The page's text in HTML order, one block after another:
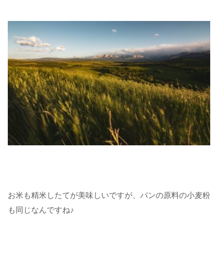
お米も精米したてが美味しいですが、パンの原料の小麦粉
も同じなんですね♪